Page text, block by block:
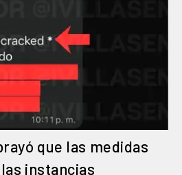
que las medidas
instancias